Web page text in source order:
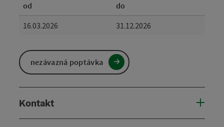
od
do
16.03.2026
31.12.2026
nezávazná poptávka
Kontakt